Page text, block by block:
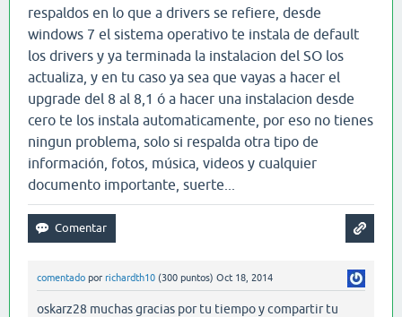
respaldos en lo que a drivers se refiere, desde
windows 7 el sistema operativo te instala de default
los drivers y ya terminada la instalacion del SO los
actualiza, y en tu caso ya sea que vayas a hacer el
upgrade del 8 al 8,1 ó a hacer una instalacion desde
cero te los instala automaticamente, por eso no tienes
ningun problema, solo si respalda otra tipo de
información, fotos, música, videos y cualquier
documento importante, suerte...
comentado por richardth10 (300 puntos) Oct 18, 2014
oskarz28 muchas gracias por tu tiempo y compartir tu